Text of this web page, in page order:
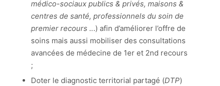
médico-sociaux publics & privés, maisons &
centres de santé, professionnels du soin de
premier recours ...) afin d’améliorer l’offre de
soins mais aussi mobiliser des consultations
avancées de médecine de 1er et 2nd recours
;
Doter le diagnostic territorial partagé (DTP)